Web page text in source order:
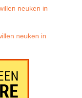
neuken in
neuken in